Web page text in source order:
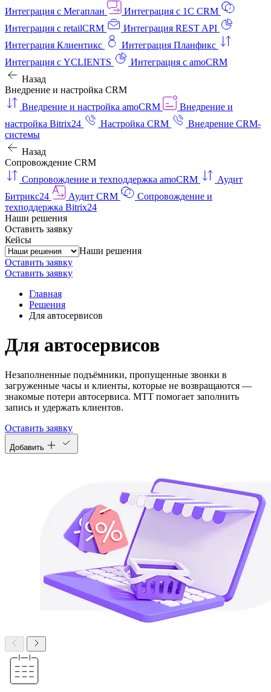
Интеграция с Мегаплан
Интеграция с 1C CRM
Интеграция с retailCRM
Интеграция REST API
Интеграция Клиентикс
Интеграция Планфикс
Интеграция с YCLIENTS
Интеграция с amoCRM
Назад
Внедрение и настройка CRM
Внедрение и настройка amoCRM
Внедрение и
настройка Bitrix24
Настройка CRM
Внедрение CRM-
системы
Назад
Сопровождение CRM
Сопровождение и техподдержка amoCRM
Аудит
Битрикс24
Аудит CRM
Сопровождение и
техподдержка Bitrix24
Наши решения
Оставить заявку
Кейсы
Наши решения
Оставить заявку
Оставить заявку
Главная
Решения
Для автосервисов
Для автосервисов
Незаполненные подъёмники, пропущенные звонки в
загруженные часы и клиенты, которые не возвращаются —
знакомые потери автосервиса. МТТ помогает заполнить
запись и удержать клиентов.
Оставить заявку
Добавить